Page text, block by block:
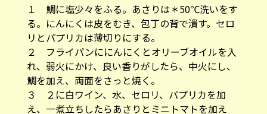
１ 鯛に塩少々をふる。あさりは＊​​​​​​50℃洗いをす
る。にんにくは皮をむき、包丁の背で潰す。セロ
リとパプリカは薄切りにする。
２ フライパンににんにくとオリーブオイルを入
れ、弱火にかけ、良い香りがしたら、中火にし、
鯛を加え、両面をさっと焼く。
３ ２に白ワイン、水、セロリ、パプリカを加
え、一煮立ちしたらあさりとミニトマトを加え